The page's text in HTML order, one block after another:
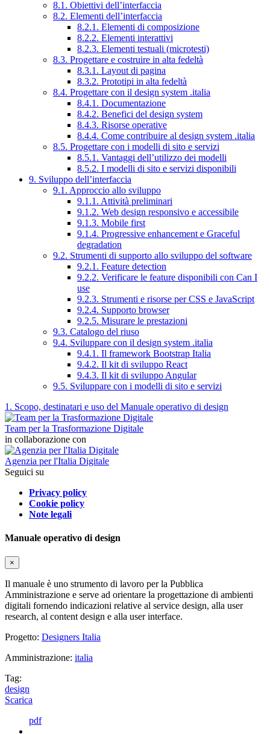
8.1. Obiettivi dell’interfaccia
8.2. Elementi dell’interfaccia
8.2.1. Elementi di composizione
8.2.2. Elementi interattivi
8.2.3. Elementi testuali (microtesti)
8.3. Progettare e costruire in alta fedeltà
8.3.1. Layout di pagina
8.3.2. Prototipi in alta fedeltà
8.4. Progettare con il design system .italia
8.4.1. Documentazione
8.4.2. Benefici del design system
8.4.3. Risorse operative
8.4.4. Come contribuire al design system .italia
8.5. Progettare con i modelli di sito e servizi
8.5.1. Vantaggi dell’utilizzo dei modelli
8.5.2. I modelli di sito e servizi disponibili
9. Sviluppo dell’interfaccia
9.1. Approccio allo sviluppo
9.1.1. Attività preliminari
9.1.2. Web design responsivo e accessibile
9.1.3. Mobile first
9.1.4. Progressive enhancement e Graceful
degradation
9.2. Strumenti di supporto allo sviluppo del software
9.2.1. Feature detection
9.2.2. Verificare le feature disponibili con Can I
use
9.2.3. Strumenti e risorse per CSS e JavaScript
9.2.4. Supporto browser
9.2.5. Misurare le prestazioni
9.3. Catalogo del riuso
9.4. Sviluppare con il design system .italia
9.4.1. Il framework Bootstrap Italia
9.4.2. Il kit di sviluppo React
9.4.3. Il kit di sviluppo Angular
9.5. Sviluppare con i modelli di sito e servizi
1. Scopo, destinatari e uso del Manuale operativo di design
Team per la Trasformazione Digitale
in collaborazione con
Agenzia per l'Italia Digitale
Seguici su
Privacy policy
Cookie policy
Note legali
Manuale operativo di design
×
Il manuale è uno strumento di lavoro per la Pubblica
Amministrazione e serve ad orientare la progettazione di ambienti
digitali fornendo indicazioni relative al service design, alla user
research, al content design e alla user interface.
Progetto: Designers Italia
Amministrazione: italia
Tag:
design
Scarica
pdf